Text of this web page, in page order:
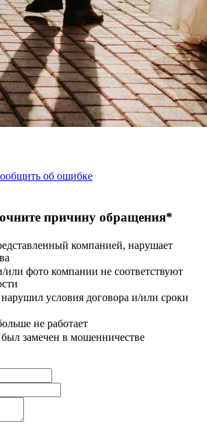
об ошибке
причину обращения*
компанией, нарушает
фото компании не соответствуют
условия договора и/или сроки
не работает
замечен в мошенничестве